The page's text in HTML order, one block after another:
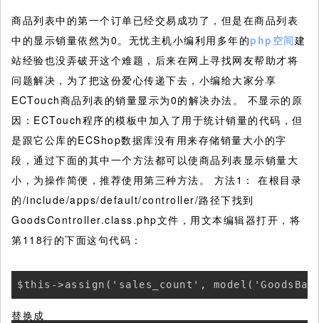
商品列表中的第一个订单已经交易成功了，但是在商品列表
中的显示销量依然为0。无忧主机小编利用多年的php空间建
站经验也没弄破开这个难题，后来在网上寻找网友帮助才将
问题解决，为了把这份爱心传递下去，小编给大家分享
ECTouch商品列表的销量显示为0的解决办法。 不显示的原
因：ECTouch程序的模板中加入了用于统计销量的代码，但
是跟它公库的ECShop数据库没有用来存储销量大小的字
段，通过下面的其中一个方法都可以使商品列表显示销量大
小，为操作简便，推荐使用第三种方法。 方法1： 在根目录
的/include/apps/default/controller/路径下找到
GoodsController.class.php文件，用文本编辑器打开，将
第118行的下面这句代码：
替换成